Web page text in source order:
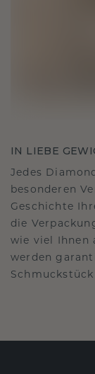
IN LIEBE
Jedes
besonderen
Geschichte
die
wie viel Ihnen
werden